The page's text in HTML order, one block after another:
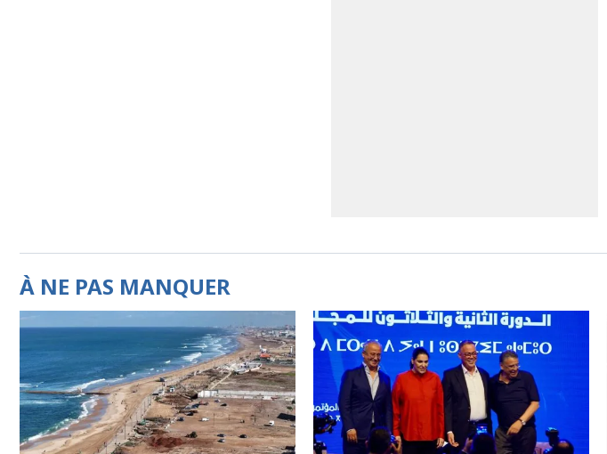
À NE PAS MANQUER